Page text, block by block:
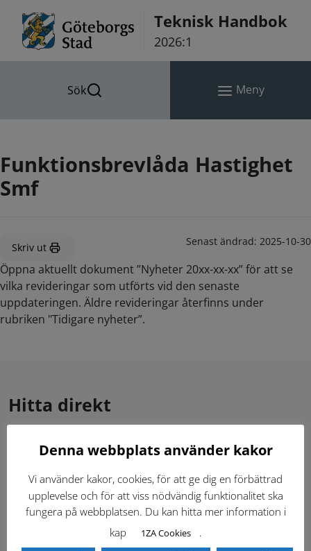
Teknisk Handbok
2026:1
Sök Meny
Funktionsbrevlåda Hastighet
Smf
Skriv ut Senast ändrad: 2025-10-30
Öppna aktuellt dokument ”Nyheter 20xx-xx-xx” för att se
vilka revideringar som utförts vid den senaste
uppdateringen. Äldre revideringar återfinns under
rubriken "Tidigare nyheter”.
Hitta direkt
Gällande standardritningar (Dwg och pdf)
Dokumentbibliotek Kontaktlista
Tidigare versioner
Denna webbplats använder kakor
Vi använder kakor, cookies, för att ge dig en förbättrad
upplevelse och för att viss nödvändig funktionalitet ska
fungera på webbplatsen. Du kan hitta mer information i
kap
1ZA Cookies .